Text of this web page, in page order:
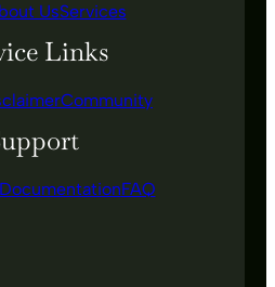
UsServices
Links
Community
DocumentationFAQ